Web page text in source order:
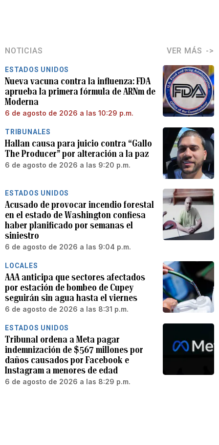
NOTICIAS VER MÁS
ESTADOS UNIDOS
Nueva vacuna contra la influenza: FDA
aprueba la primera fórmula de ARNm de
Moderna
6 de agosto de 2026 a las 10:29 p.m.
TRIBUNALES
Hallan causa para juicio contra “Gallo
The Producer” por alteración a la paz
6 de agosto de 2026 a las 9:20 p.m.
ESTADOS UNIDOS
Acusado de provocar incendio forestal
en el estado de Washington confiesa
haber planificado por semanas el
siniestro
6 de agosto de 2026 a las 9:04 p.m.
LOCALES
AAA anticipa que sectores afectados
por estación de bombeo de Cupey
seguirán sin agua hasta el viernes
6 de agosto de 2026 a las 8:31 p.m.
ESTADOS UNIDOS
Tribunal ordena a Meta pagar
indemnización de $567 millones por
daños causados por Facebook e
Instagram a menores de edad
6 de agosto de 2026 a las 8:29 p.m.